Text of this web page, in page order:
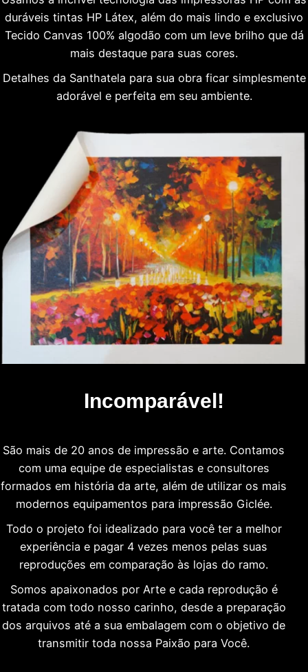
duráveis tintas HP Látex, além do mais lindo e exclusivo
Tecido Canvas 100% algodão com um leve brilho que dá
mais destaque para suas cores.
Detalhes da Santhatela para sua obra ficar simplesmente
adorável e perfeita em seu ambiente.
Incomparável!
São mais de 20 anos de impressão e arte. Contamos
com uma equipe de especialistas e consultores
formados em história da arte, além de utilizar os mais
modernos equipamentos para impressão Giclée.
Todo o projeto foi idealizado para você ter a melhor
experiência e pagar 4 vezes menos pelas suas
reproduções em comparação às lojas do ramo.
Somos apaixonados por Arte e cada reprodução é
tratada com todo nosso carinho, desde a preparação
dos arquivos até a sua embalagem com o objetivo de
transmitir toda nossa Paixão para Você.